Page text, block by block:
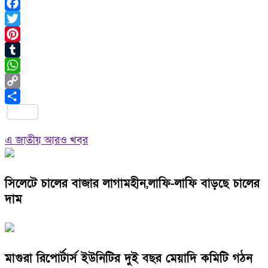
Facebook
Twitter
Pinterest
Tumblr
WhatsApp
Copy
Link
এ জাতীয় আরও খবর
সিলেটে চালের বাজার লাগামহীন,লাফি-লাফি বাড়ছে চালের
দাম
মাগুরা রিপোর্টার্স ইউনিটির দুই বছর মেয়াদি কমিটি গঠন